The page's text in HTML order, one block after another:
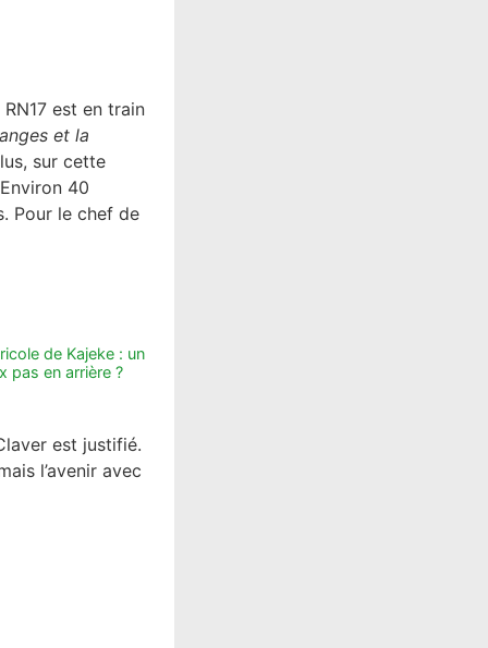
est en train
et la
sur cette
40
Pour le chef de
de Kajeke : un
pas en arrière ?
est justifié.
l’avenir avec